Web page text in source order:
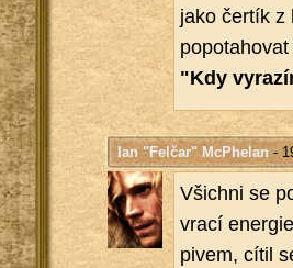
jako čer­tík z
"Kdy
Ian "Felčar" McPhelan -
Všich­ni se
vrací
pivem, cítil